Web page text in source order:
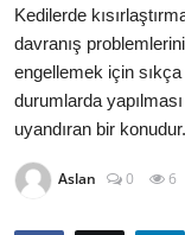
KEDİ CİNSLERİ
KEDİPEDİA
KEDİ BAKIMI
Kedilerde
davranış
engellemek için
durumlarda
uyandıran bir konudur.
Aslan 0 6